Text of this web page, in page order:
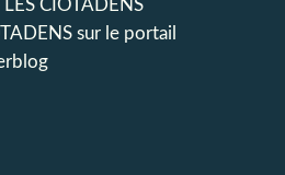
LES CIOTADENS
sur le portail